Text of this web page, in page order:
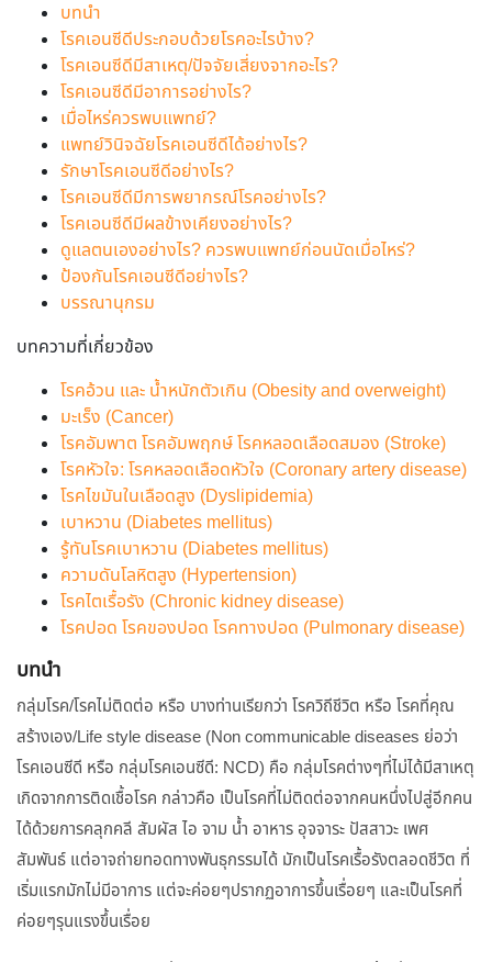
บทนำ
โรคเอนซีดีประกอบด้วยโรคอะไรบ้าง?
โรคเอนซีดีมีสาเหตุ/ปัจจัยเสี่ยงจากอะไร?
โรคเอนซีดีมีอาการอย่างไร?
เมื่อไหร่ควรพบแพทย์?
แพทย์วินิจฉัยโรคเอนซีดีได้อย่างไร?
รักษาโรคเอนซีดีอย่างไร?
โรคเอนซีดีมีการพยากรณ์โรคอย่างไร?
โรคเอนซีดีมีผลข้างเคียงอย่างไร?
ดูแลตนเองอย่างไร? ควรพบแพทย์ก่อนนัดเมื่อไหร่?
ป้องกันโรคเอนซีดีอย่างไร?
บรรณานุกรม
บทความที่เกี่ยวข้อง
โรคอ้วน และ น้ำหนักตัวเกิน (Obesity and overweight)
มะเร็ง (Cancer)
โรคอัมพาต โรคอัมพฤกษ์ โรคหลอดเลือดสมอง (Stroke)
โรคหัวใจ: โรคหลอดเลือดหัวใจ (Coronary artery disease)
โรคไขมันในเลือดสูง (Dyslipidemia)
เบาหวาน (Diabetes mellitus)
รู้ทันโรคเบาหวาน (Diabetes mellitus)
ความดันโลหิตสูง (Hypertension)
โรคไตเรื้อรัง (Chronic kidney disease)
โรคปอด โรคของปอด โรคทางปอด (Pulmonary disease)
บทนำ
กลุ่มโรค/โรคไม่ติดต่อ หรือ บางท่านเรียกว่า โรควิถีชีวิต หรือ โรคที่คุณ
สร้างเอง/Life style disease (Non communicable diseases ย่อว่า
โรคเอนซีดี หรือ กลุ่มโรคเอนซีดี: NCD) คือ กลุ่มโรคต่างๆที่ไม่ได้มีสาเหตุ
เกิดจากการติดเชื้อโรค กล่าวคือ เป็นโรคที่ไม่ติดต่อจากคนหนึ่งไปสู่อีกคน
ได้ด้วยการคลุกคลี สัมผัส ไอ จาม น้ำ อาหาร อุจจาระ ปัสสาวะ เพศ
สัมพันธ์ แต่อาจถ่ายทอดทางพันธุกรรมได้ มักเป็นโรคเรื้อรังตลอดชีวิต ที่
เริ่มแรกมักไม่มีอาการ แต่จะค่อยๆปรากฏอาการขึ้นเรื่อยๆ และเป็นโรคที่
ค่อยๆรุนแรงขึ้นเรื่อย